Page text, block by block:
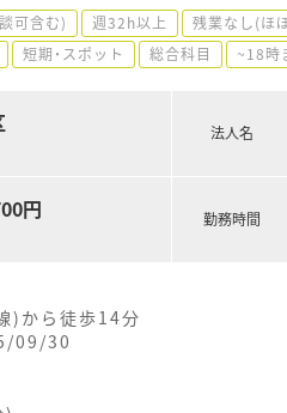
可含む) 週32h以上 残業なし(ほ
短期・スポット 総合科目 ~18時
円
法人名
勤務時間
)から徒歩14分
09/30